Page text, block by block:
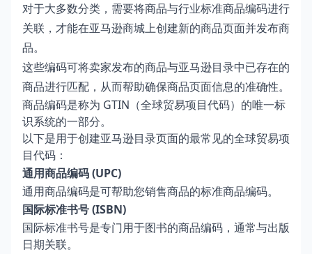
对于大多数分类，需要将商品与行业标准商品编码进行
关联，才能在亚马逊商城上创建新的商品页面并发布商
品。
这些编码可将卖家发布的商品与亚马逊目录中已存在的
商品进行匹配，从而帮助确保商品页面信息的准确性。
商品编码是称为 GTIN（全球贸易项目代码）的唯一标
识系统的一部分。
以下是用于创建亚马逊目录页面的最常见的全球贸易项
目代码：
通用商品编码 (UPC)
通用商品编码是可帮助您销售商品的标准商品编码。
国际标准书号 (ISBN)
国际标准书号是专门用于图书的商品编码，通常与出版
日期关联。